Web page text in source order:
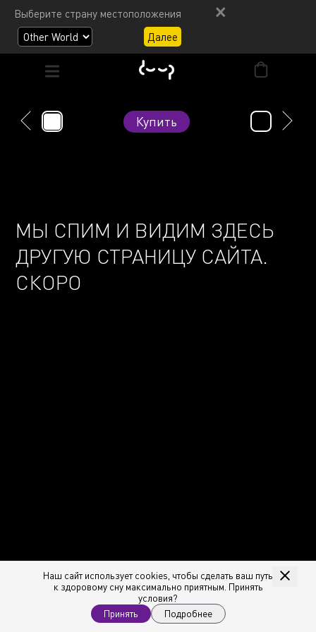
Наш сайт использует cookies, чтобы сделать ваш путь
к здоровому сну максимально приятным. Принять
условия?
Принять
Подробнее
Выберите страну местоположения
Далее
Купить
Ой...
МЫ СПИМ И ВИДИМ ЗДЕСЬ
ДРУГУЮ СТРАНИЦУ САЙТА.
СКОРО